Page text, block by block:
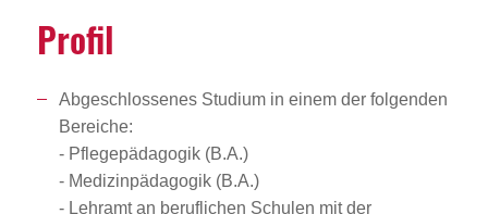
Profil
Abgeschlossenes Studium in einem der folgenden
Bereiche:
- Pflegepädagogik (B.A.)
- Medizinpädagogik (B.A.)
- Lehramt an beruflichen Schulen mit der